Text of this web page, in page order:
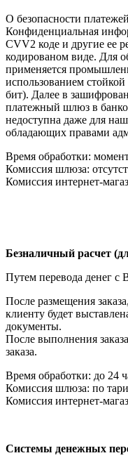
О безопасности
Конфиденциальная
CVV2 коде и другие ее
кодированом виде. Для
применяется
использованием
бит). Далее в
платежный шлюз в
недоступна даже для
обладающих правами
Время обработки:
Комиссия шлюза:
Комиссия интернет-
Безналичный расчет
Путем перевода денег с
После размещения
клиенту будет
документы.
После выполнения
заказа.
Время обработки: до 24
Комиссия шлюза: по
Комиссия интернет-
Системы денежных